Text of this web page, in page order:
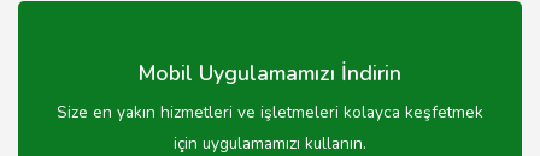
Mobil Uygulamamızı İndirin
Size en yakın hizmetleri ve işletmeleri kolayca keşfetmek
için uygulamamızı kullanın.